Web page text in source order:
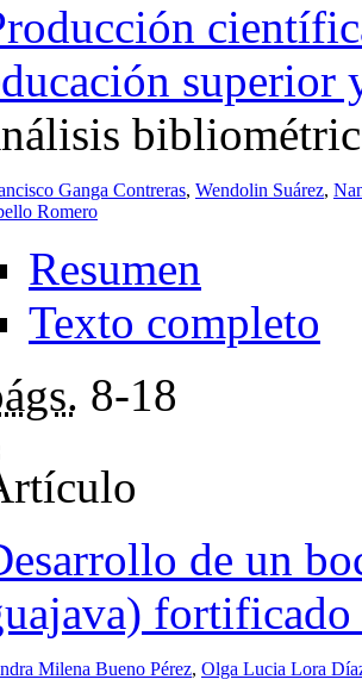
Ganga Contreras, Wendolin Suárez,
Romero
Resumen
Texto completo
8-18
de un
Milena Bueno Pérez, Olga Lucia Lora